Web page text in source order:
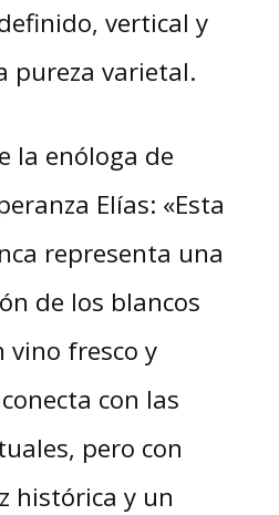
vertical y
pureza varietal.
la enóloga de
Elías: «Esta
representa una
de los blancos
vino fresco y
con las
pero con
histórica y un